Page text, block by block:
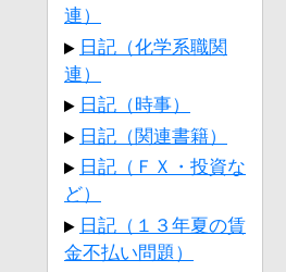
連）
日記（化学系職関
連）
日記（時事）
日記（関連書籍）
日記（ＦＸ・投資な
ど）
日記（１３年夏の賃
金不払い問題）